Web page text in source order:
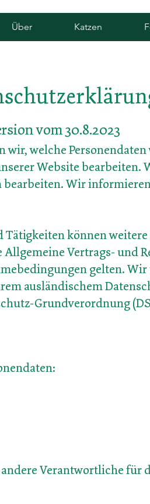
Über Katzen
vom 30.8.2023
welche
Website bearbeiten.
Wir
können
Vertrags- und
gelten.Wir
ausländischem
Grundverordnung
Verantwortliche für